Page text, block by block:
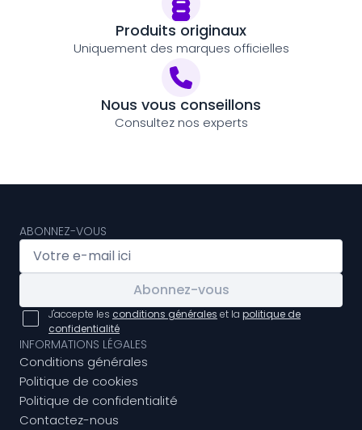
Produits originaux
Uniquement des marques officielles
Nous vous conseillons
Consultez nos experts
ABONNEZ-VOUS
Abonnez-vous
J'accepte les conditions générales et la politique de
confidentialité
INFORMATIONS LÉGALES
Conditions générales
Politique de cookies
Politique de confidentialité
Contactez-nous